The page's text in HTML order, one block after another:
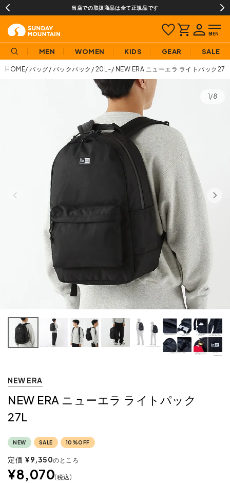
当店での取扱商品は全て正規品です
MEN WOMEN KIDS GEAR SALE
HOME バッグ バックパック 20L~ NEW ERA ニューエラ ライトパック27L
1/8
NEW ERA
NEW ERA ニューエラ ライトパック
27L
NEW SALE 10%OFF
定価 ¥9,350のところ
¥8,070 税込